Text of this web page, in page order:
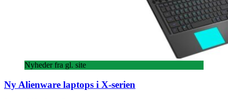
Nyheder fra gl. site
Ny Alienware laptops i X-serien